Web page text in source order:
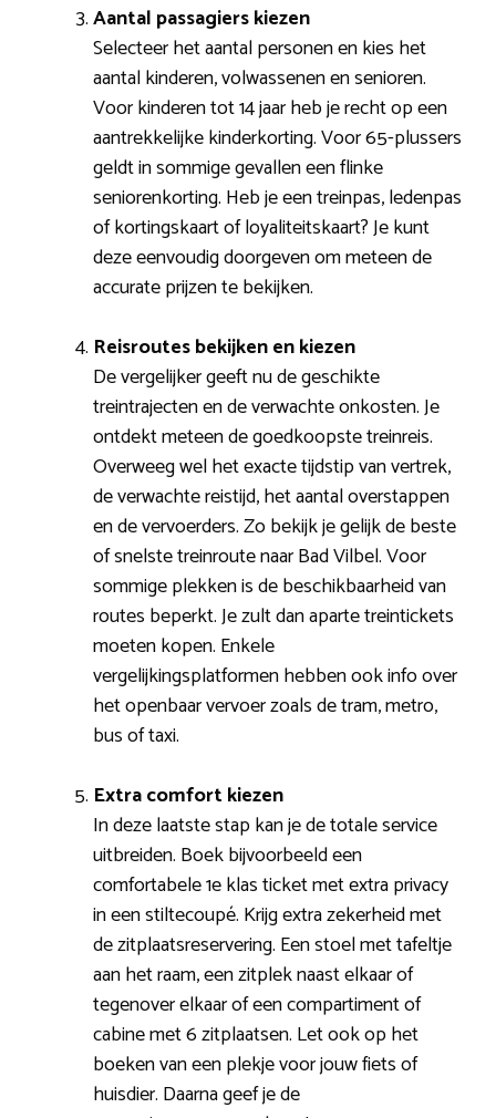
Aantal passagiers kiezen
Selecteer het aantal personen en kies het
aantal kinderen, volwassenen en senioren.
Voor kinderen tot 14 jaar heb je recht op een
aantrekkelijke kinderkorting. Voor 65-plussers
geldt in sommige gevallen een flinke
seniorenkorting. Heb je een treinpas, ledenpas
of kortingskaart of loyaliteitskaart? Je kunt
deze eenvoudig doorgeven om meteen de
accurate prijzen te bekijken.
Reisroutes bekijken en kiezen
De vergelijker geeft nu de geschikte
treintrajecten en de verwachte onkosten. Je
ontdekt meteen de goedkoopste treinreis.
Overweeg wel het exacte tijdstip van vertrek,
de verwachte reistijd, het aantal overstappen
en de vervoerders. Zo bekijk je gelijk de beste
of snelste treinroute naar Bad Vilbel. Voor
sommige plekken is de beschikbaarheid van
routes beperkt. Je zult dan aparte treintickets
moeten kopen. Enkele
vergelijkingsplatformen hebben ook info over
het openbaar vervoer zoals de tram, metro,
bus of taxi.
Extra comfort kiezen
In deze laatste stap kan je de totale service
uitbreiden. Boek bijvoorbeeld een
comfortabele 1e klas ticket met extra privacy
in een stiltecoupé. Krijg extra zekerheid met
de zitplaatsreservering. Een stoel met tafeltje
aan het raam, een zitplek naast elkaar of
tegenover elkaar of een compartiment of
cabine met 6 zitplaatsen. Let ook op het
boeken van een plekje voor jouw fiets of
huisdier. Daarna geef je de